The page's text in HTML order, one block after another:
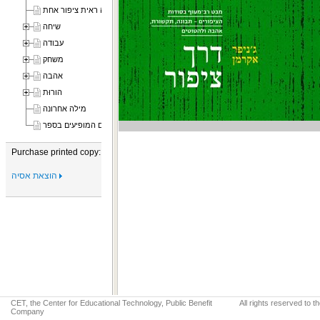
הקדמה ראית ציפור אחת
שיחה
עבודה
משחק
אהבה
הורוּת
מילה אחרונה
המינים המופיעים בספר
Purchase printed copy:
CET, the Center for Educational Technology, Public Benefit
Company
All rights reserved to